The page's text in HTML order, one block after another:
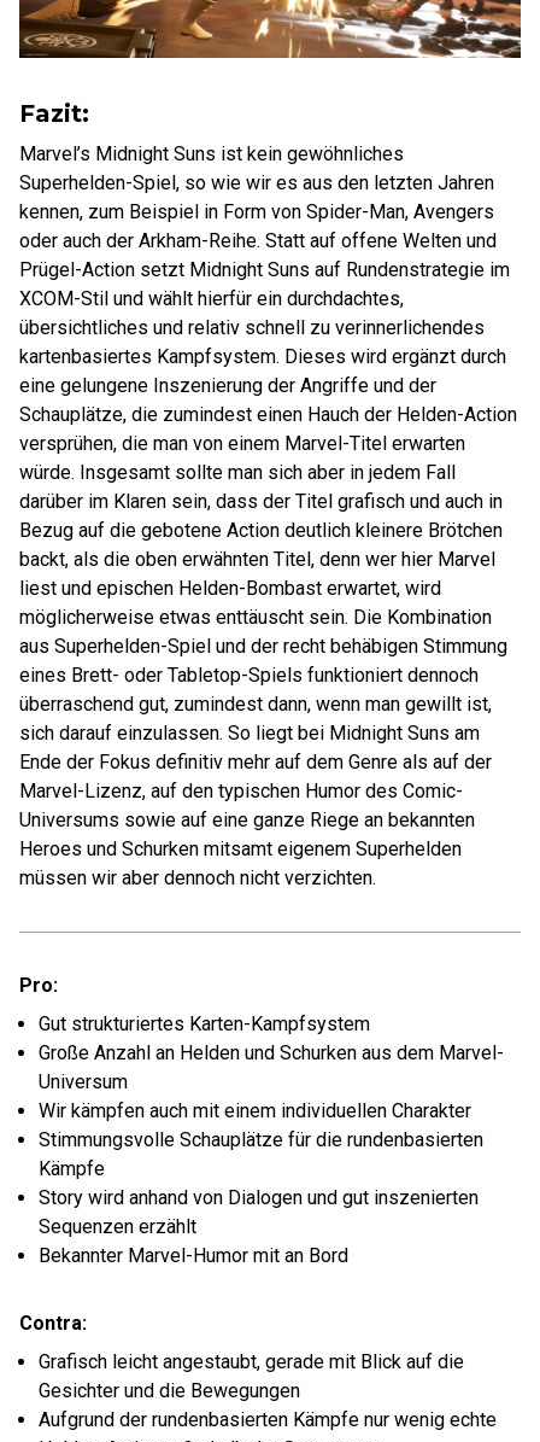
Fazit:
Marvel’s Midnight Suns ist kein gewöhnliches
Superhelden-Spiel, so wie wir es aus den letzten Jahren
kennen, zum Beispiel in Form von Spider-Man, Avengers
oder auch der Arkham-Reihe. Statt auf offene Welten und
Prügel-Action setzt Midnight Suns auf Rundenstrategie im
XCOM-Stil und wählt hierfür ein durchdachtes,
übersichtliches und relativ schnell zu verinnerlichendes
kartenbasiertes Kampfsystem. Dieses wird ergänzt durch
eine gelungene Inszenierung der Angriffe und der
Schauplätze, die zumindest einen Hauch der Helden-Action
versprühen, die man von einem Marvel-Titel erwarten
würde. Insgesamt sollte man sich aber in jedem Fall
darüber im Klaren sein, dass der Titel grafisch und auch in
Bezug auf die gebotene Action deutlich kleinere Brötchen
backt, als die oben erwähnten Titel, denn wer hier Marvel
liest und epischen Helden-Bombast erwartet, wird
möglicherweise etwas enttäuscht sein. Die Kombination
aus Superhelden-Spiel und der recht behäbigen Stimmung
eines Brett- oder Tabletop-Spiels funktioniert dennoch
überraschend gut, zumindest dann, wenn man gewillt ist,
sich darauf einzulassen. So liegt bei Midnight Suns am
Ende der Fokus definitiv mehr auf dem Genre als auf der
Marvel-Lizenz, auf den typischen Humor des Comic-
Universums sowie auf eine ganze Riege an bekannten
Heroes und Schurken mitsamt eigenem Superhelden
müssen wir aber dennoch nicht verzichten.
Pro:
Gut strukturiertes Karten-Kampfsystem
Große Anzahl an Helden und Schurken aus dem Marvel-
Universum
Wir kämpfen auch mit einem individuellen Charakter
Stimmungsvolle Schauplätze für die rundenbasierten
Kämpfe
Story wird anhand von Dialogen und gut inszenierten
Sequenzen erzählt
Bekannter Marvel-Humor mit an Bord
Contra:
Grafisch leicht angestaubt, gerade mit Blick auf die
Gesichter und die Bewegungen
Aufgrund der rundenbasierten Kämpfe nur wenig echte